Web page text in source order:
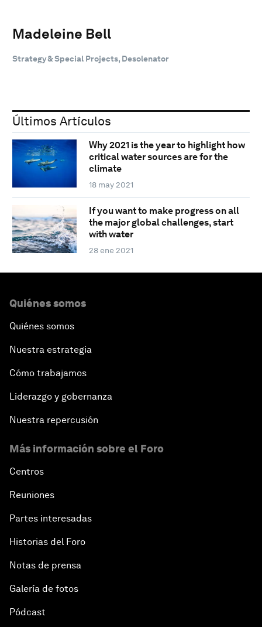
Madeleine Bell
Strategy & Special Projects, Desolenator
Últimos Artículos
Why 2021 is the year to highlight how
critical water sources are for the
climate
18 may 2021
If you want to make progress on all
the major global challenges, start
with water
28 ene 2021
Quiénes somos
Quiénes somos
Nuestra estrategia
Cómo trabajamos
Liderazgo y gobernanza
Nuestra repercusión
Más información sobre el Foro
Centros
Reuniones
Partes interesadas
Historias del Foro
Notas de prensa
Galería de fotos
Pódcast